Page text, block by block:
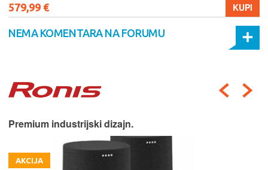
579,99 € KUPI
NEMA KOMENTARA NA FORUMU
Premium industrijski dizajn.
AKCIJA